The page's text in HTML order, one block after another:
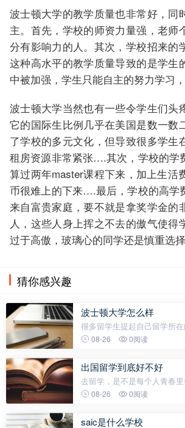
波士顿大学的教学质量也非常好，同
主。首先，学校的师资力量强，老师
分有影响力的人。其次，学校招来的
这种高水平的教学质量导致的是学生
中被加强，学生只能自主的努力学习，
波士顿大学当然也有一些令学生们头
它的国际生比例几乎在美国是数一数
了学校的多元文化，但导致很多学生
租房资源非常紧张….其次，学校的学
算过两年master课程下来，加上生活
币很难上的下来….最后，学校的高学
来自富贵家庭，要不就是拿奖学金的
人，这些人身上挥之不去的傲气使得
过于高傲，玻璃心的同学还是慎重选择
猜你感兴趣
波士顿大学怎么样
很多留学生提起自己留学所
用“村”来形容。这还真的不是
小，人稀，娱乐少。一过了晚
08-26 0阅读
出国留学到底好不好
去留学，是不是每个人青春里
的选项？翻翻网上朋友圈，那
峰，要风得风要雨得雨。可真
08-26 0阅读
saic是什么学校